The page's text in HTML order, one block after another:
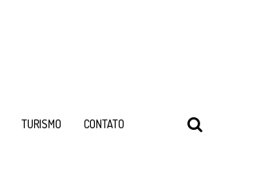
TURISMO CONTATO